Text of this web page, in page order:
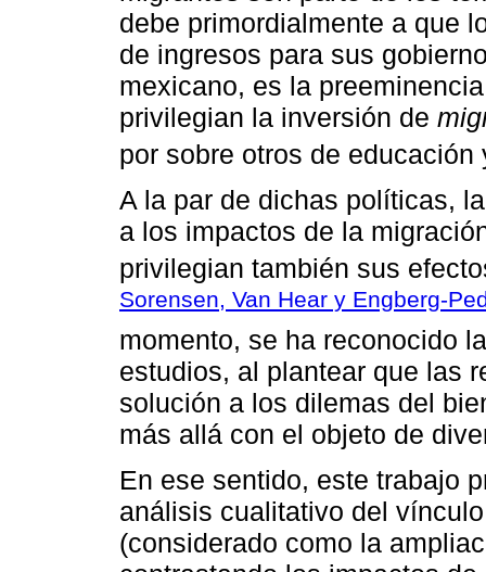
debe primordialmente a que
de ingresos para sus
mexicano, es la
privilegian la inversión de
por sobre otros de educación
A la par de dichas políticas,
a los impactos de la
privilegian también sus
Sorensen, Van Hear y Engberg-
momento, se ha reconocido
estudios, al plantear que las
solución a los dilemas del
más allá con el objeto de
En ese sentido, este trabajo
análisis cualitativo del
(considerado como la